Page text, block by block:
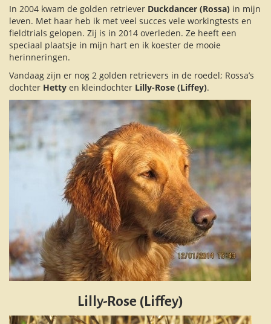
In 2004 kwam de golden retriever Duckdancer (Rossa) in mijn
leven. Met haar heb ik met veel succes vele workingtests en
fieldtrials gelopen. Zij is in 2014 overleden. Ze heeft een
speciaal plaatsje in mijn hart en ik koester de mooie
herinneringen.
Vandaag zijn er nog 2 golden retrievers in de roedel; Rossa’s
dochter Hetty en kleindochter Lilly-Rose (Liffey).
Lilly-Rose (Liffey)